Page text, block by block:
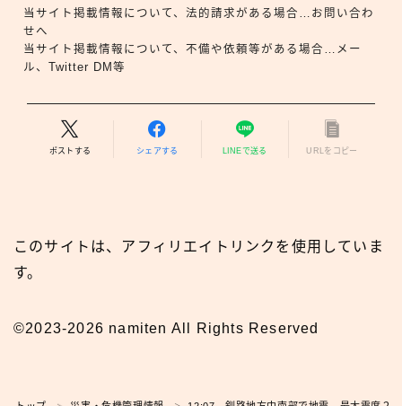
当サイト掲載情報について、法的請求がある場合…お問い合わ
せへ
当サイト掲載情報について、不備や依頼等がある場合…メー
ル、Twitter DM等
ポストする シェアする LINEで送る URLをコピー
このサイトは、アフィリエイトリンクを使用していま
す。
©2023-2026 namiten All Rights Reserved